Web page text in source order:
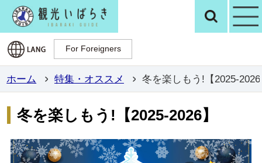
観光いばらき検
For Foreigners
For Foreigners
ホーム 特集・オススメ 冬を楽しもう!【2025-
冬を楽しもう!【2025-2026】